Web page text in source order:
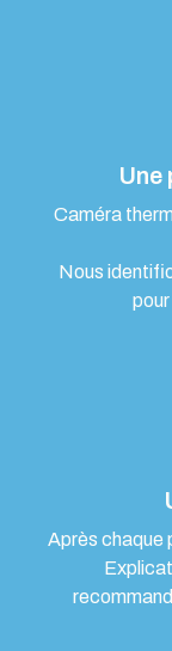
Une
Caméra
Nous
Après chaque